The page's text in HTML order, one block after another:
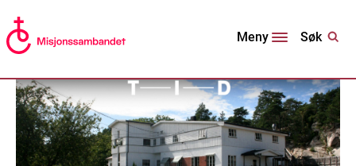
Meny Søk